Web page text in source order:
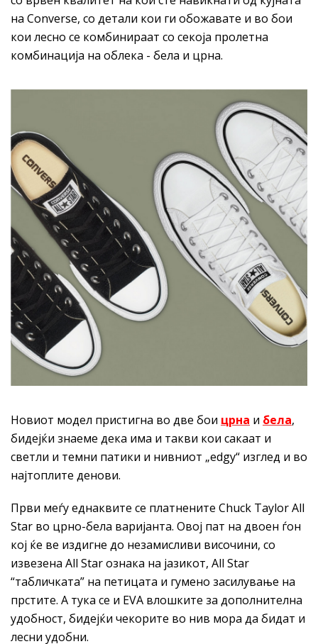
на Converse, со детали кои ги обожавате и во бои
кои лесно се комбинираат со секоја пролетна
комбинација на облека - бела и црна.
Новиот модел пристигна во две бои црна и бела,
бидејќи знаеме дека има и такви кои сакаат и
светли и темни патики и нивниот „edgy“ изглед и во
најтоплите денови.
Први меѓу еднаквите се платнените Chuck Taylor All
Star во црно-бела варијанта. Овој пат на двоен ѓон
кој ќе ве издигне до незамисливи височини, со
извезена All Star ознака на јазикот, All Star
“табличката” на петицата и гумено засилување на
прстите. А тука се и EVA влошките за дополнителна
удобност, бидејќи чекорите во нив мора да бидат и
лесни удобни.